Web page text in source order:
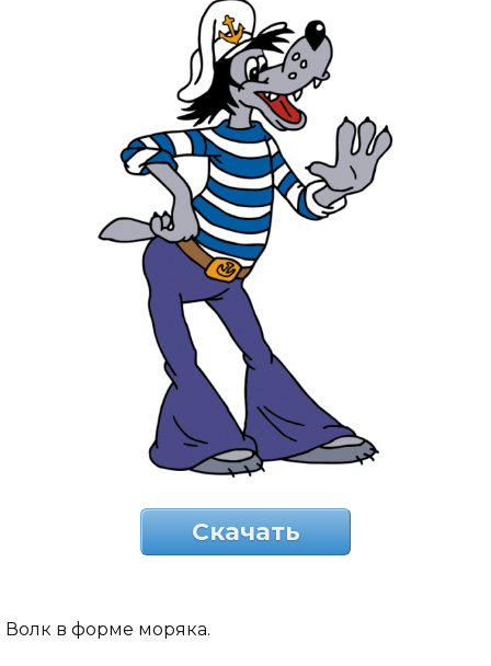
Скачать
Волк в форме моряка.